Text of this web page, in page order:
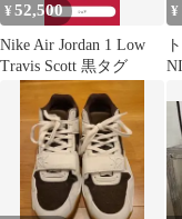
¥52,500
Nike Air Jordan 1 Low
Travis Scott 黒タグ
¥